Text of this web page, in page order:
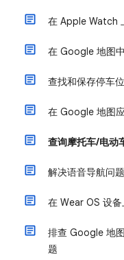
在 Apple Watch
在 Google 地图
查找和保存停车
在 Google 地图
查询摩托车/电动
解决语音导航问题
在 Wear OS 设
排查 Google 地
题